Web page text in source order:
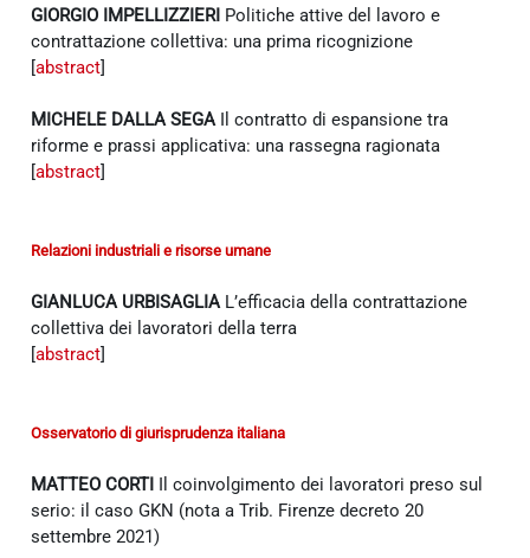
GIORGIO IMPELLIZZIERI Politiche attive del lavoro e
contrattazione collettiva: una prima ricognizione
[abstract]
MICHELE DALLA SEGAIl contratto di espansione tra
riforme e prassi applicativa: una rassegna ragionata
[abstract]
Relazioni industriali e risorse umane
GIANLUCA URBISAGLIAL’efficacia della contrattazione
collettiva dei lavoratori della terra
[abstract]
Osservatorio di giurisprudenza italiana
MATTEO CORTI Il coinvolgimento dei lavoratori preso sul
serio: il caso GKN (nota a Trib. Firenze decreto 20
settembre 2021)